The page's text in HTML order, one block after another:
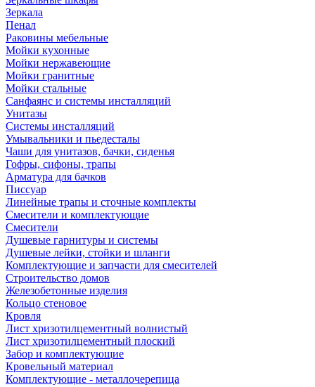
Зеркала
Пенал
Раковины мебельные
Мойки кухонные
Мойки нержавеющие
Мойки гранитные
Мойки стальные
Санфаянс и системы инсталляций
Унитазы
Системы инсталляций
Умывальники и пьедесталы
Чаши для унитазов, бачки, сиденья
Гофры, сифоны, трапы
Арматура для бачков
Писсуар
Линейные трапы и сточные комплекты
Смесители и комплектующие
Смесители
Душевые гарнитуры и системы
Душевые лейки, стойки и шланги
Комплектующие и запчасти для смесителей
Строительство домов
Железобетонные изделия
Кольцо стеновое
Кровля
Лист хризотилцементный волнистый
Лист хризотилцементный плоский
Забор и комплектующие
Кровельный материал
Комплектующие - металлочерепица